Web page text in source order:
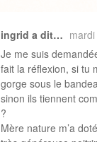
ingrid a dit…
Je me suis
fait la réflexion, si tu
gorge sous le
sinon ils tiennent
?
Mère nature m’a